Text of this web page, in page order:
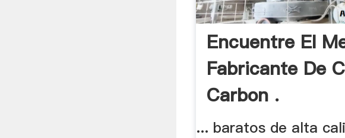
Encuentre El
Fabricante De
Carbon .
... baratos de alta